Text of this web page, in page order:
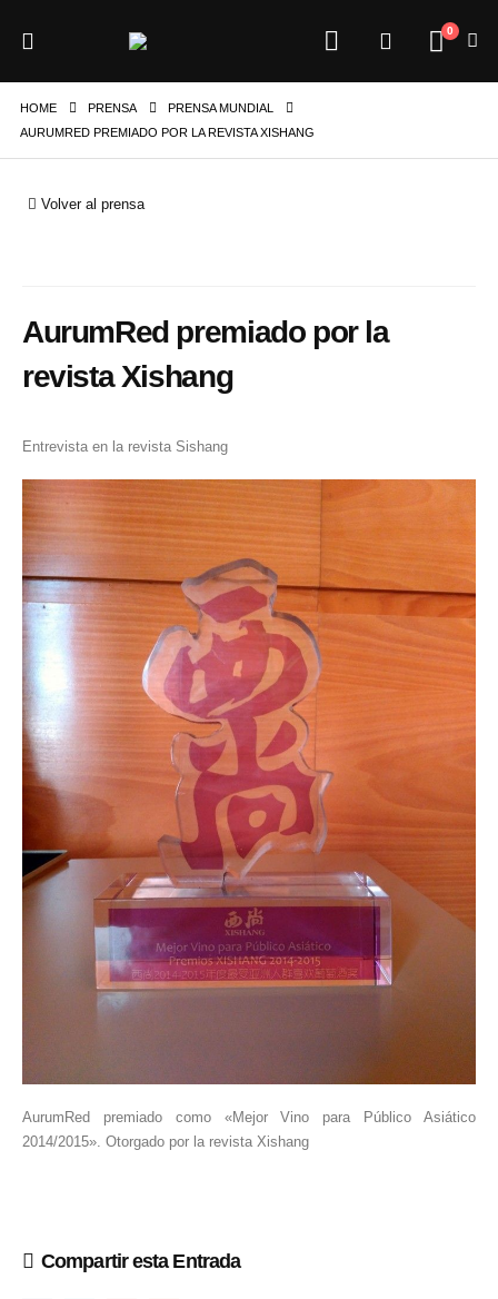
0
HOME PRENSA
PRENSA MUNDIAL
AURUMRED PREMIADO POR LA REVISTA XISHANG
Volver al prensa
AurumRed premiado por la
revista Xishang
Entrevista en la revista Sishang
AurumRed premiado como «Mejor Vino para Público Asiático
2014/2015». Otorgado por la revista Xishang
Compartir esta Entrada